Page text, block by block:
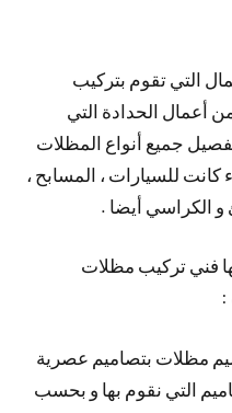
التي تقوم بتركيب
أعمال الحدادة التي
جميع أنواع المظلات
كانت للسيارات ، المسابح ،
الكراسي أيضا .
فني تركيب مظلات
:
مظلات بتصاميم عصرية
التي نقوم بها و بحسب